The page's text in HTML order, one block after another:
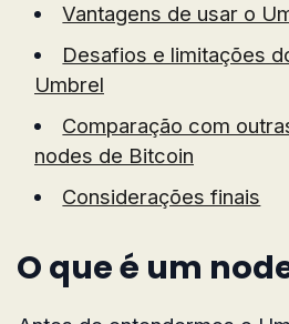
Vantagens de usar o
Desafios e limitações
Umbrel
Comparação com
nodes de Bitcoin
Considerações finais
O que é um